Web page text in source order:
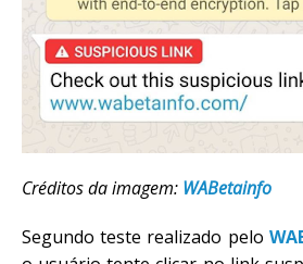
Créditos da imagem: WABetainfo
Segundo teste realizado pelo